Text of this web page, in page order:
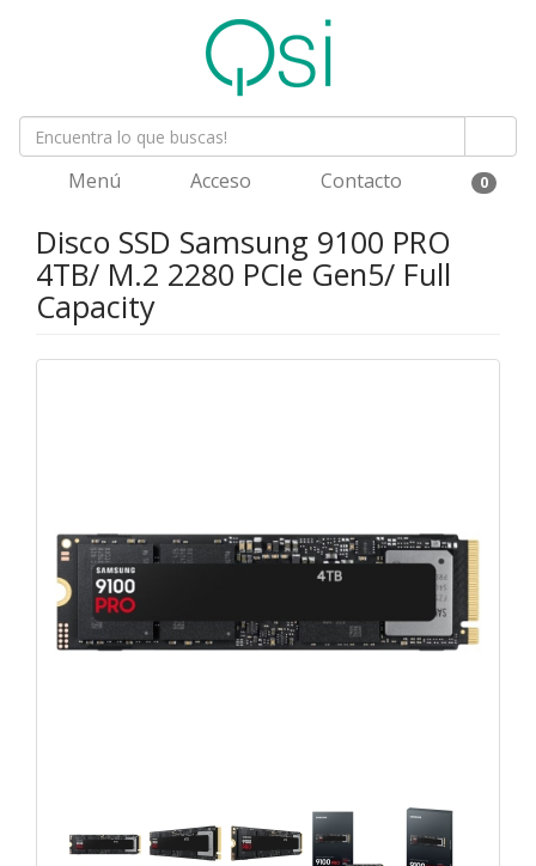
Menú Acceso Contacto 0
Disco SSD Samsung 9100 PRO
4TB/ M.2 2280 PCIe Gen5/ Full
Capacity